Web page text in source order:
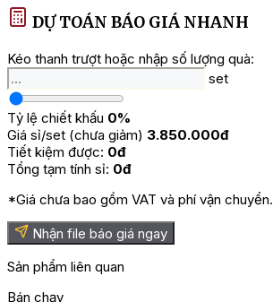
DỰ TOÁN BÁO GIÁ NHANH
Kéo thanh trượt hoặc nhập số lượng quà:
set
Tỷ lệ chiết khấu 0%
Giá sỉ/set (chưa giảm) 3.850.000đ
Tiết kiệm được: 0đ
Tổng tạm tính sỉ: 0đ
*Giá chưa bao gồm VAT và phí vận chuyển.
Nhận file báo giá ngay
Sản phẩm liên quan
Bán chạy